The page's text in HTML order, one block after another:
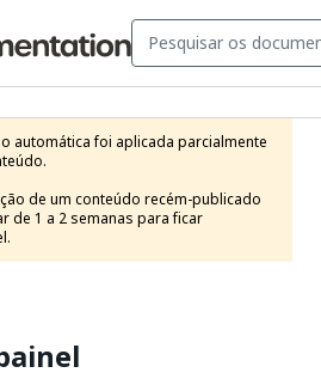
automática foi aplicada parcialmente
de um conteúdo recém-publicado
de 1 a 2 semanas para ficar